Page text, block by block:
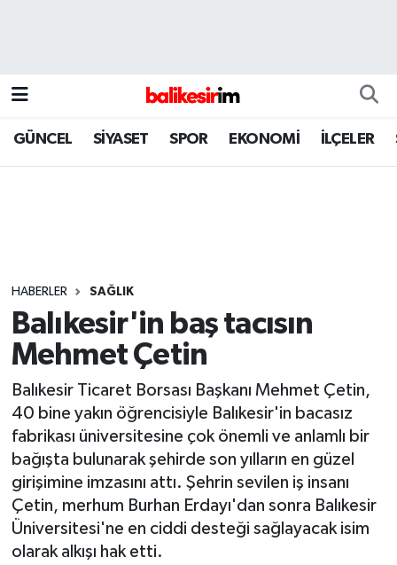
GÜNCEL SİYASET SPOR EKONOMİ İLÇELER
HABERLER SAĞLIK
Balıkesir'in baş tacısın
Mehmet Çetin
Balıkesir Ticaret Borsası Başkanı Mehmet Çetin,
40 bine yakın öğrencisiyle Balıkesir'in bacasız
fabrikası üniversitesine çok önemli ve anlamlı bir
bağışta bulunarak şehirde son yılların en güzel
girişimine imzasını attı. Şehrin sevilen iş insanı
Çetin, merhum Burhan Erdayı'dan sonra Balıkesir
Üniversitesi'ne en ciddi desteği sağlayacak isim
olarak alkışı hak etti.